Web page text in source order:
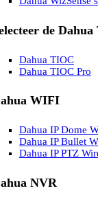
de
Dahua TIOC
Dahua TIOC Pro
WIFI
Dahua IP Dome
Dahua IP Bullet
Dahua IP PTZ
NVR